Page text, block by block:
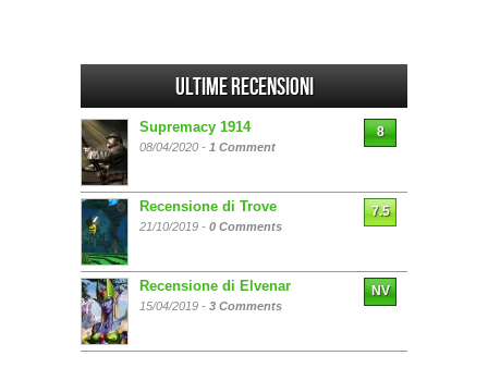
Ultime Recensioni
Supremacy 1914
08/04/2020 - 1 Comment
8
Recensione di Trove
21/10/2019 - 0 Comments
7.5
Recensione di Elvenar
15/04/2019 - 3 Comments
NV